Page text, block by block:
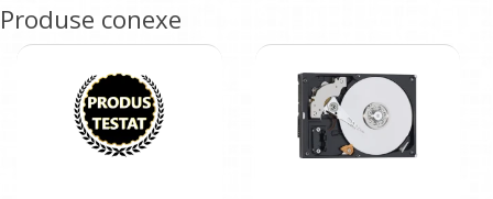
Produse conexe